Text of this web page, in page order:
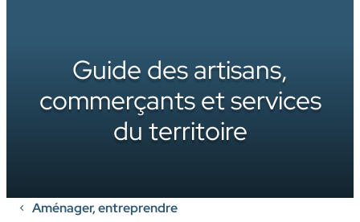
Guide des artisans,
commerçants et services
du territoire
Aménager, entreprendre